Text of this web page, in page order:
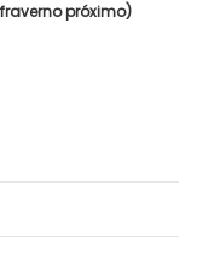
próximo)